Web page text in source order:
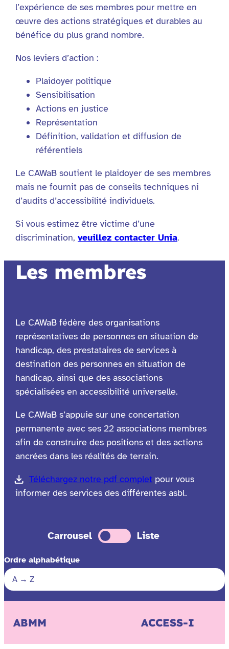
l’expérience de ses membres pour mettre en
œuvre des actions stratégiques et durables au
bénéfice du plus grand nombre.
Nos leviers d’action :
Plaidoyer politique
Sensibilisation
Actions en justice
Représentation
Définition, validation et diffusion de
référentiels
Le CAWaB soutient le plaidoyer de ses membres
mais ne fournit pas de conseils techniques ni
d’audits d’accessibilité individuels.
Si vous estimez être victime d’une
discrimination, veuillez contacter Unia.
Les membres
Le CAWaB fédère des organisations
représentatives de personnes en situation de
handicap, des prestataires de services à
destination des personnes en situation de
handicap, ainsi que des associations
spécialisées en accessibilité universelle.
Le CAWaB s’appuie sur une concertation
permanente avec ses 22 associations membres
afin de construire des positions et des actions
ancrées dans les réalités de terrain.
Téléchargez notre pdf complet pour vous
informer des services des différentes asbl.
Carrousel Liste
Ordre alphabétique
ABMM ACCESS-I